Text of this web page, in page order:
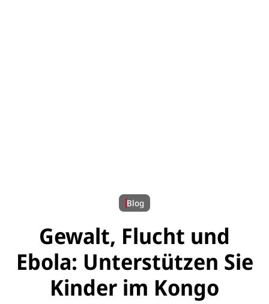
Blog
Gewalt, Flucht und
Ebola: Unterstützen Sie
Kinder im Kongo
E-
U